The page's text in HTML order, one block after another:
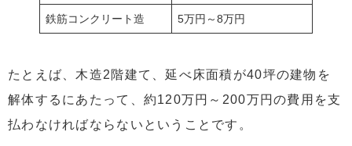
鉄筋コンクリート造 5万円～8万円
たとえば、木造2階建て、延べ床面積が40坪の建物を
解体するにあたって、約120万円～200万円の費用を支
払わなければならないということです。